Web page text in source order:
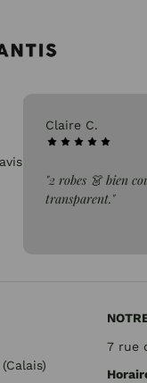
Claire C.
"2 robes 👗 bien
transparent."
7 rue